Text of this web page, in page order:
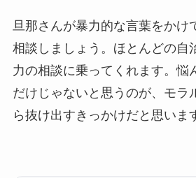
旦那さんが暴力的な言葉をかけ
相談しましょう。ほとんどの自
力の相談に乗ってくれます。悩
だけじゃないと思うのが、モラ
ら抜け出すきっかけだと思いま